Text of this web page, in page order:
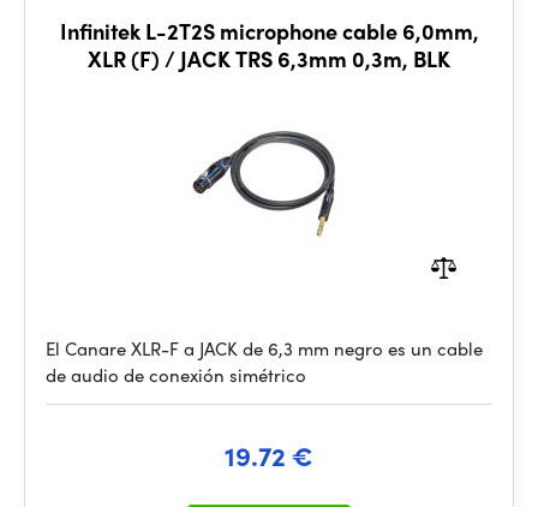
Infinitek L-2T2S microphone cable 6,0mm,
XLR (F) / JACK TRS 6,3mm 0,3m, BLK
El Canare XLR-F a JACK de 6,3 mm negro es un cable
de audio de conexión simétrico
19.72 €